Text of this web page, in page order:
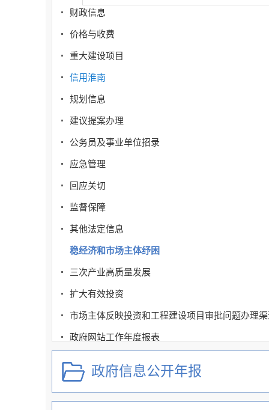
财政信息
价格与收费
重大建设项目
信用淮南
规划信息
建议提案办理
公务员及事业单位招录
应急管理
回应关切
监督保障
其他法定信息
稳经济和市场主体纾困
三次产业高质量发展
扩大有效投资
市场主体反映投资和工程建设项目审批问题办理
政府网站工作年度报表
政府信息公开年报